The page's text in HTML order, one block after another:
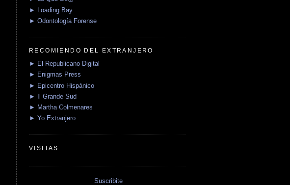
► Loading Bay
► Odontología Forense
RECOMIENDO DEL EXTRANJERO
► El Republicano Digital
► Enigmas Press
► Epicentro Hispánico
► Il Grande Sud
► Martha Colmenares
► Yo Extranjero
VISITAS
Suscribite